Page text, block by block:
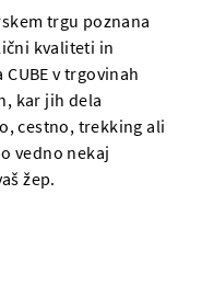
trgu poznana
kvaliteti in
v trgovinah
kar jih dela
cestno, trekking ali
vedno nekaj
žep.